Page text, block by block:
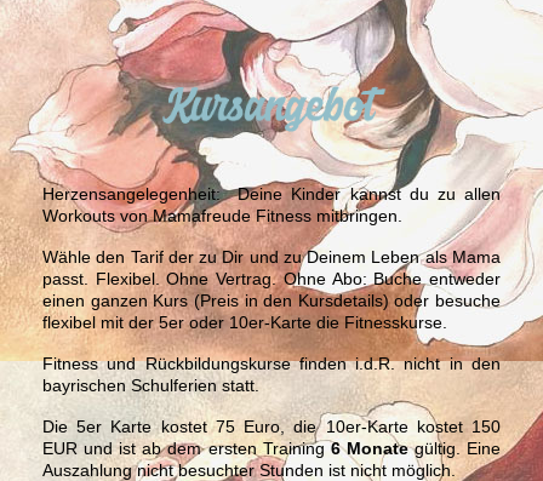
Herzensangelegenheit:Deine Kinder kannst du zu allen
Workouts von Mamafreude Fitness mitbringen.
Wähle den Tarif der zu Dir und zu Deinem Leben als Mama
passt. Flexibel. Ohne Vertrag. Ohne Abo: Buche entweder
einen ganzen Kurs (Preis in den Kursdetails) oder besuche
flexibel mit der 5er oder 10er-Karte die Fitnesskurse.
Fitness und Rückbildungskurse finden i.d.R. nicht in den
bayrischen Schulferien statt.
Die 5er Karte kostet 75 Euro, die 10er-Karte kostet 150
EUR und ist ab dem ersten Training6 Monategültig. Eine
Auszahlung nicht besuchter Stunden ist nicht möglich.